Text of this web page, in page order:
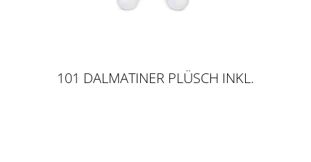
101 DALMATINER PLÜSCH INKL.